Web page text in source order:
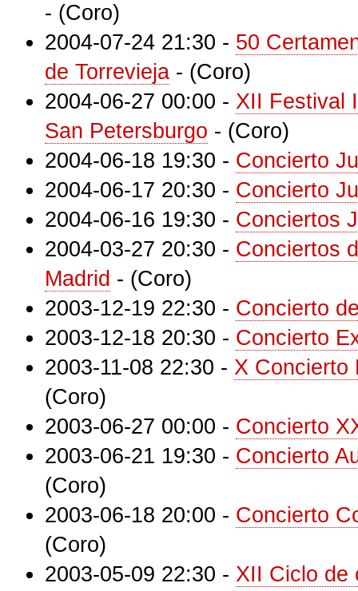
- (Coro)
2004-07-24 21:30 - 50
de Torrevieja - (Coro)
2004-06-27 00:00 - XII Festival
San Petersburgo - (Coro)
2004-06-18 19:30 - Concierto
2004-06-17 20:30 - Concierto
2004-06-16 19:30 - Conciertos
2004-03-27 20:30 - Conciertos
Madrid - (Coro)
2003-12-19 22:30 - Concierto
2003-12-18 20:30 - Concierto
2003-11-08 22:30 - X Concierto
(Coro)
2003-06-27 00:00 - Concierto
2003-06-21 19:30 - Concierto
(Coro)
2003-06-18 20:00 - Concierto
(Coro)
2003-05-09 22:30 - XII Ciclo de